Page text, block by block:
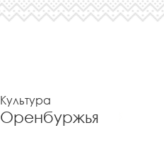
Культура
Оренбуржья